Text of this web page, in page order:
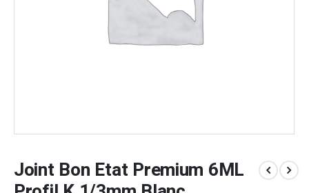
Joint Bon Etat Premium 6ML